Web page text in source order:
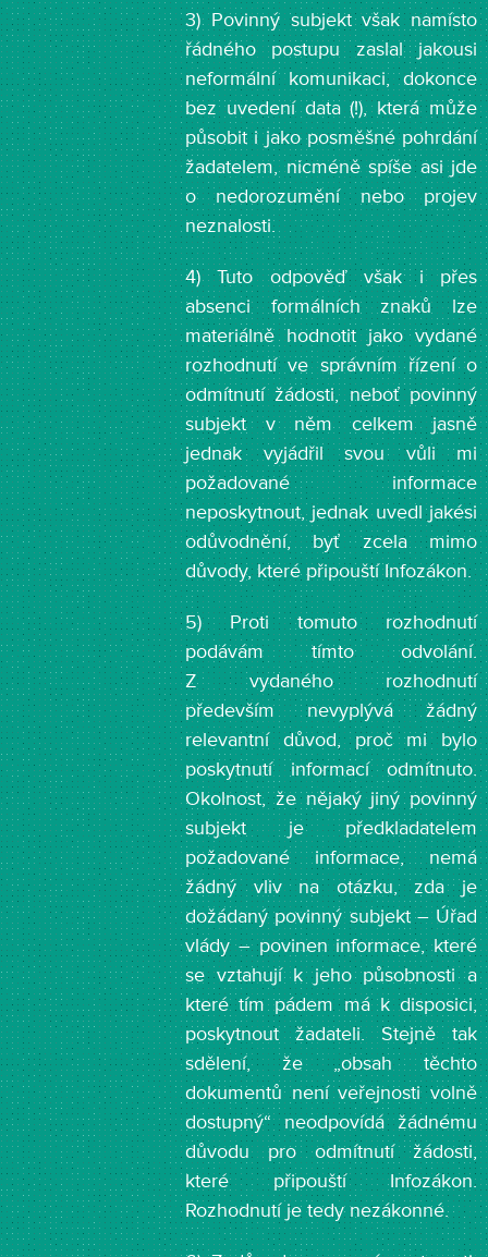
3) Povinný subjekt však namísto
řádného postupu zaslal jakousi
neformální komunikaci, dokonce
bez uvedení data (!), která může
působit i jako posměšné pohrdání
žadatelem, nicméně spíše asi jde
o nedorozumění nebo projev
neznalosti.
4) Tuto odpověď však i přes
absenci formálních znaků lze
materiálně hodnotit jako vydané
rozhodnutí ve správním řízení o
odmítnutí žádosti, neboť povinný
subjekt v něm celkem jasně
jednak vyjádřil svou vůli mi
požadované informace
neposkytnout, jednak uvedl jakési
odůvodnění, byť zcela mimo
důvody, které připouští Infozákon.
5) Proti tomuto rozhodnutí
podávám tímto odvolání.
Z vydaného rozhodnutí
především nevyplývá žádný
relevantní důvod, proč mi bylo
poskytnutí informací odmítnuto.
Okolnost, že nějaký jiný povinný
subjekt je předkladatelem
požadované informace, nemá
žádný vliv na otázku, zda je
dožádaný povinný subjekt – Úřad
vlády – povinen informace, které
se vztahují k jeho působnosti a
které tím pádem má k disposici,
poskytnout žadateli. Stejně tak
sdělení, že „obsah těchto
dokumentů není veřejnosti volně
dostupný“ neodpovídá žádnému
důvodu pro odmítnutí žádosti,
které připouští Infozákon.
Rozhodnutí je tedy nezákonné.